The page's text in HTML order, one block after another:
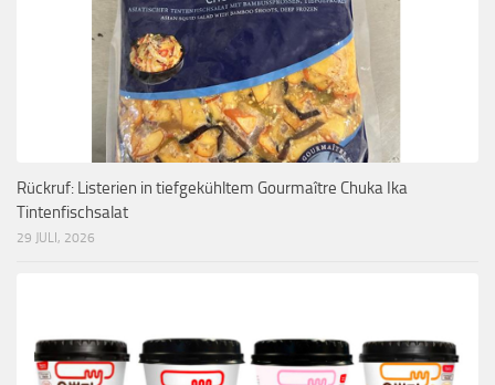
Rückruf: Listerien in tiefgekühltem Gourmaître Chuka Ika
Tintenfischsalat
29 JULI, 2026